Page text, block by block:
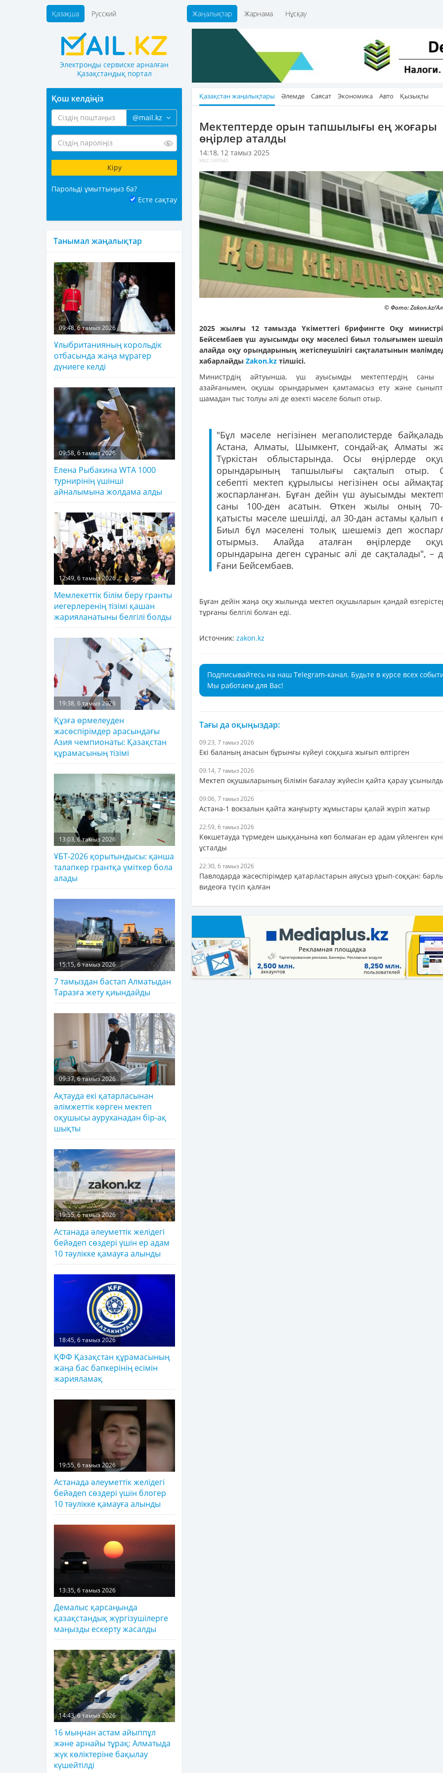
Жаңалықтар Жарнама Нұсқау
Қазақша Русский
Электронды сервиске арналған
Қазақстандық портал
Қазақстан жаңалықтары Әлемде Саясат Экономика Авто Қызықты
Мектептерде орын тапшылығы ең жоғары
өңірлер аталды
14:18, 12 тамыз 2025
MKZ: 1497643
© Фото: Zakon.kz/
2025 жылғы 12 тамызда Үкіметтегі брифингте Оқу
Бейсембаев үш ауысымды оқу мәселесі биыл толығымен
алайда оқу орындарының жетіспеушілігі сақталатынын
хабарлайды Zakon.kz тілшісі.
Министрдің айтуынша, үш ауысымды мектептердің саны
азайғанымен, оқушы орындарымен қамтамасыз ету және
шамадан тыс толуы әлі де өзекті мәселе болып отыр.
"Бұл мәселе негізінен мегаполистерде
Астана, Алматы, Шымкент, сондай-ақ Алматы
Түркістан облыстарында. Осы өңірлерде
орындарының тапшылығы сақталып отыр.
себепті мектеп құрылысы негізінен осы
жоспарланған. Бұған дейін үш ауысымды
саны 100-ден асатын. Өткен жылы оның 70-
қатысты мәселе шешілді, ал 30-дан астамы қалып
Биыл бұл мәселені толық шешеміз деп
отырмыз. Алайда аталған өңірлерде
орындарына деген сұраныс әлі де сақталады", –
Ғани Бейсембаев.
Бұған дейін жаңа оқу жылында мектеп оқушыларын қандай
тұрғаны белгілі болған еді.
Источник: zakon.kz
Подписывайтесь на наш Telegram-канал. Будьте в курсе всех
Мы работаем для Вас!
Тағы да оқыңыздар:
09:23, 7 тамыз 2026
Екі баланың анасын бұрынғы күйеуі соққыға жығып өлтірген
09:14, 7 тамыз 2026
Мектеп оқушыларының білімін бағалау жүйесін қайта қарау
09:06, 7 тамыз 2026
Астана-1 вокзалын қайта жаңғырту жұмыстары қалай жүріп жатыр
22:59, 6 тамыз 2026
Көкшетауда түрмеден шыққанына көп болмаған ер адам үйленген күні
ұсталды
22:30, 6 тамыз 2026
Павлодарда жасөспірімдер қатарластарын аяусыз ұрып-соққан:
видеоға түсіп қалған
Қош келдіңіз
@mail.kz
Парольді ұмыттыңыз ба?
Есте сақтау
Танымал жаңалықтар
09:48, 6 тамыз 2026
Ұлыбританияның корольдік
отбасында жаңа мұрагер
дүниеге келді
09:58, 6 тамыз 2026
Елена Рыбакина WTA 1000
турнирінің үшінші
айналымына жолдама алды
12:49, 6 тамыз 2026
Мемлекеттік білім беру гранты
иегерлеренің тізімі қашан
жарияланатыны белгілі болды
19:38, 6 тамыз 2026
Құзға өрмелеуден
жасөспірімдер арасындағы
Азия чемпионаты: Қазақстан
құрамасының тізімі
13:03, 6 тамыз 2026
ҰБТ-2026 қорытындысы: қанша
талапкер грантқа үміткер бола
алады
15:15, 6 тамыз 2026
7 тамыздан бастап Алматыдан
Таразға жету қиындайды
09:37, 6 тамыз 2026
Ақтауда екі қатарласынан
әлімжеттік көрген мектеп
оқушысы ауруханадан бір-ақ
шықты
19:55, 6 тамыз 2026
Астанада әлеуметтік желідегі
бейәдеп сөздері үшін ер адам
10 тәулікке қамауға алынды
18:45, 6 тамыз 2026
ҚФФ Қазақстан құрамасының
жаңа бас бапкерінің есімін
жарияламақ
19:55, 6 тамыз 2026
Астанада әлеуметтік желідегі
бейәдеп сөздері үшін блогер
10 тәулікке қамауға алынды
13:35, 6 тамыз 2026
Демалыс қарсаңында
қазақстандық жүргізушілерге
маңызды ескерту жасалды
14:43, 6 тамыз 2026
16 мыңнан астам айыппұл
және арнайы тұрақ: Алматыда
жүк көліктеріне бақылау
күшейтілді